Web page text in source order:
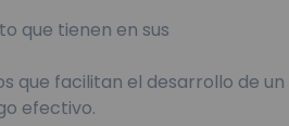
que tienen en sus
que facilitan el desarrollo de un
efectivo.